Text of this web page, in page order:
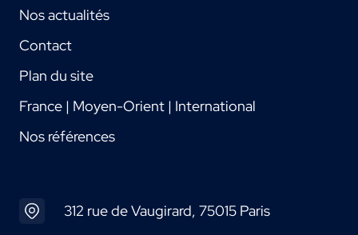
Nos actualités
Contact
Plan du site
France | Moyen-Orient | International
Nos références
312 rue de Vaugirard, 75015 Paris